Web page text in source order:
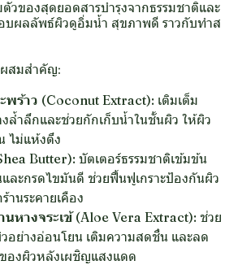
วของสุดยอดสารบำรุงจากธรรมชาติและ
บผลลัพธ์ผิวดูอิ่มน้ำ สุขภาพดี ราวกับทำส
สมสำคัญ:
พร้าว (Coconut Extract): เติมเต็ม
ล้ำลึกและช่วยกักเก็บน้ำในชั้นผิว ให้ผิว
ไม่แห้งตึง
Butter): บัตเตอร์ธรรมชาติเข้มข้น
ละกรดไขมันดี ช่วยฟื้นฟูเกราะป้องกันผิว
านระคายเคือง
หางจระเข้ (Aloe Vera Extract): ช่วย
อย่างอ่อนโยน เติมความสดชื่น และลด
ของผิวหลังเผชิญแสงแดด